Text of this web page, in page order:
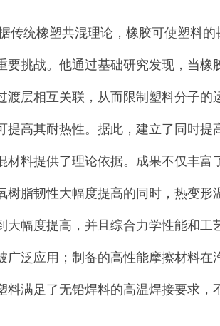
橡塑共混理论，橡胶可使塑料的
要挑战。他通过基础研究发现，当橡
渡层相互关联，从而限制塑料分子
提高其耐热性。据此，建立了同时
材料提供了理论依据。成果不仅丰
树脂韧性大幅度提高的同时，热变
大幅度提高，并且综合力学性能和
广泛应用；制备的高性能摩擦材料
料满足了无铅焊料的高温焊接要求